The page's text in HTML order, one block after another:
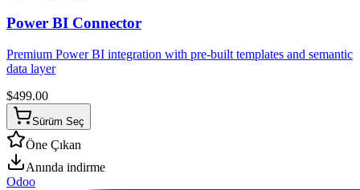
Power BI Connector
Premium Power BI integration with pre-built templates and semantic
data layer
$499.00
Sürüm Seç
Öne Çıkan
Anında indirme
Odoo